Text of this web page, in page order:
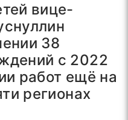
вице-
38
с 2022
работ ещё на
регионах